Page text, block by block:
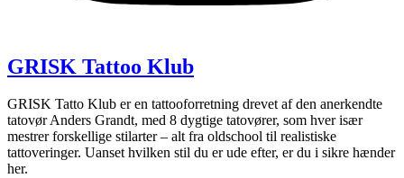
GRISK Tattoo Klub
GRISK Tatto Klub er en tattooforretning drevet af den anerkendte
tatovør Anders Grandt, med 8 dygtige tatovører, som hver især
mestrer forskellige stilarter – alt fra oldschool til realistiske
tattoveringer. Uanset hvilken stil du er ude efter, er du i sikre hænder
her.